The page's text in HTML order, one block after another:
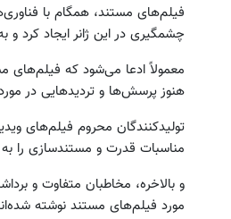
فیلم‌های مستند، همگام با
چشمگیری در این ژانر ایجاد کرد و
معمولاً ادعا می‌شود که
هنوز پرسش‌ها و تردیدهایی در
تولیدکنندگان محروم فیلم‌های
مناسبات قدرت و مستندسازی را به
و بالاخره، مخاطبان متفاوت و
مورد فیلم‌های مستند نوشته